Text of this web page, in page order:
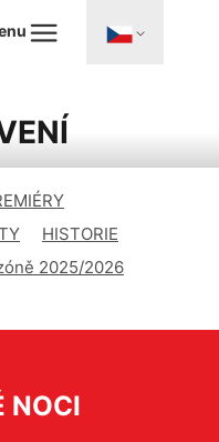
HISTORIE
2025/2026
NOCI